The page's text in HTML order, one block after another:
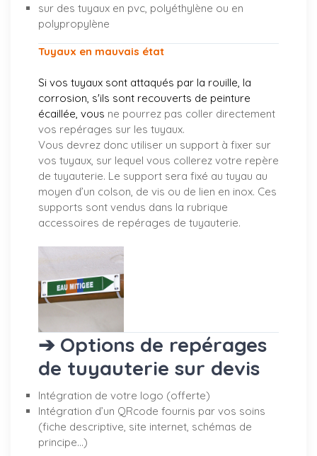
sur des tuyaux en pvc, polyéthylène ou en
polypropylène
Tuyaux en mauvais état
Si vos tuyaux sont attaqués par la rouille, la
corrosion, s'ils sont recouverts de peinture
écaillée, vous ne pourrez pas coller directement
vos repérages sur les tuyaux.
Vous devrez donc utiliser un support à fixer sur
vos tuyaux, sur lequel vous collerez votre repère
de tuyauterie. Le support sera fixé au tuyau au
moyen d’un colson, de vis ou de lien en inox. Ces
supports sont vendus dans la rubrique
accessoires de repérages de tuyauterie.
➔ Options de repérages
de tuyauterie sur devis
Intégration de votre logo (offerte)
Intégration d’un QRcode fournis par vos soins
(fiche descriptive, site internet, schémas de
principe…)